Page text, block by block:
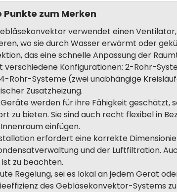
zum Merken
verwendet einen
wo sie durch Wasser erwärmt oder
das eine schnelle Anpassung der
verschiedene Konfigurationen: 2-Rohr-
Rohr-Systeme (zwei unabhängige
Zusatzheizung.
Geräte werden für ihre Fähigkeit
zu bieten. Sie sind auch recht flexibel in
einfügen.
erfordert eine korrekte
und der Luftfiltration.
ist zu beachten.
Regelung, sei es lokal an jedem Gerät
des Gebläsekonvektor-Systems